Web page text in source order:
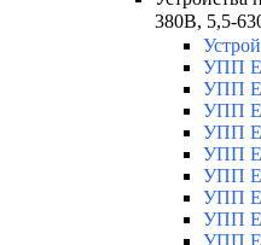
380В, 5,5-
УПП
УПП
УПП
УПП
УПП
УПП
УПП
УПП